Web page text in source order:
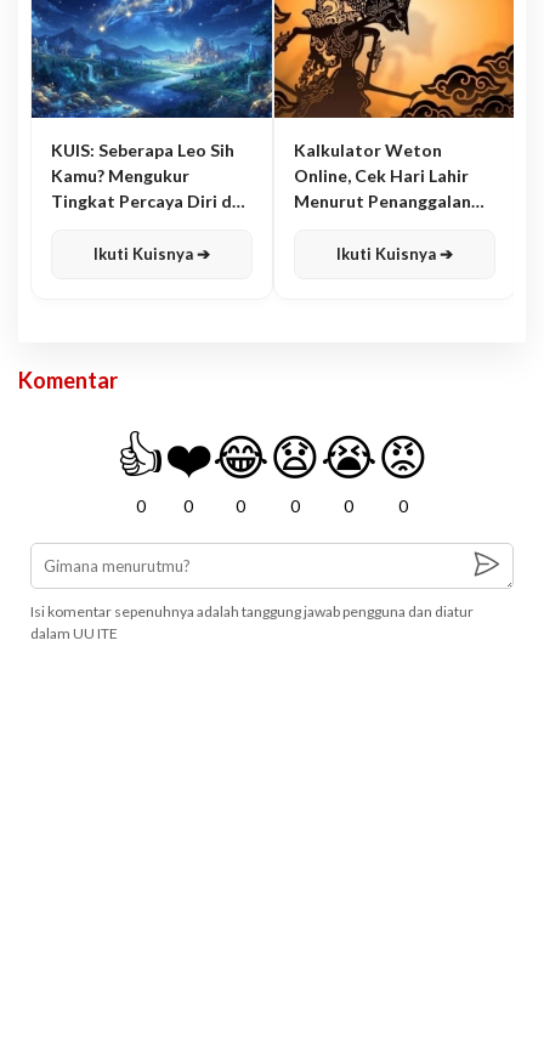
KUIS: Seberapa Leo Sih
Kamu? Mengukur
Tingkat Percaya Diri dan
Ikuti Kuisnya ➔
Kalkulator Weton
Online, Cek Hari Lahir
Menurut Penanggalan
Ikuti Kuisnya ➔
Komentar
👍
0
❤️
0
😂
0
😧
0
😭
0
😡
0
Isi komentar sepenuhnya adalah tanggung jawab pengguna dan diatur
dalam UU ITE